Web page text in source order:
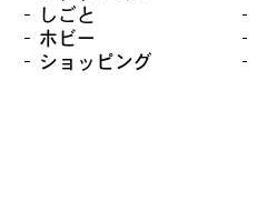
しごと
ホビー
ショッピング